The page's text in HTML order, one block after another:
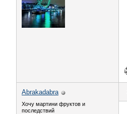
Abrakadabra
Хочу мартини фруктов и
последствий